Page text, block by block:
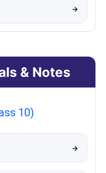
→
& Notes
10)
→